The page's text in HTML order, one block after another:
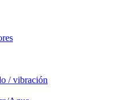
/ vibración